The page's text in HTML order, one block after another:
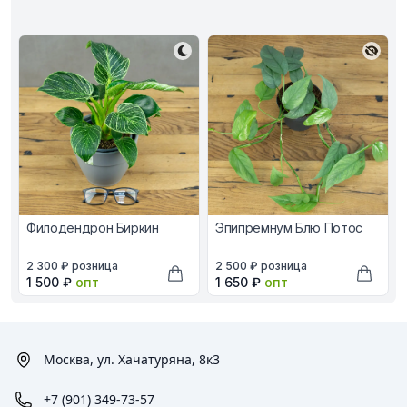
Филодендрон Биркин
В наличии, цена в рублях
2 300 ₽ розница
Оптовая цена в рублях
1 500 ₽ опт
Добавить в корзину
Эпипремнум Блю Потос
В наличии, цена в рублях
2 500 ₽ розница
Оптовая цена в рублях
1 650 ₽ опт
Москва, ул. Хачатуряна, 8к3
+7 (901) 349-73-57